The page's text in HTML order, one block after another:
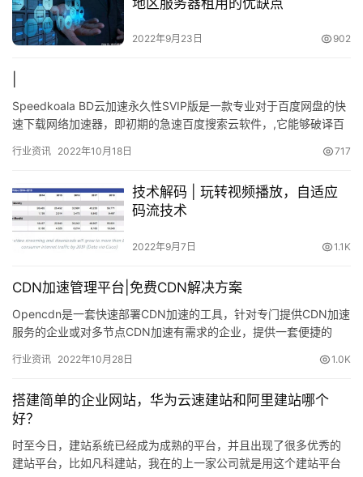
地区服务器租用的优缺点
2022年9月23日 902
Speedkoala BD云加速永久性SVIP版是一款专业对于百度网盘的快
速下载网络加速器，即初期的急速百度搜索云软件，,它能够破译百
行业资讯 2022年10月18日 717
技术解码 | 玩转视频播放，自适应
码流技术
2022年9月7日 1.1K
CDN加速管理平台|免费CDN解决方案
Opencdn是一套快速部署CDN加速的工具，针对专门提供CDN加速
服务的企业或对多节点CDN加速有需求的企业，提供一套便捷的
行业资讯 2022年10月28日 1.0K
搭建简单的企业网站，华为云速建站和阿里建站哪个
好？
时至今日，建站系统已经成为成熟的平台，并且出现了很多优秀的
建站平台，比如凡科建站，我在的上一家公司就是用这个建站平台